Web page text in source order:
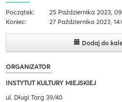
Początek:
25 Października 2023,
Koniec:
27 Października 2023,
Dodaj do
ORGANIZATOR
INSTYTUT KULTURY MIEJSKIEJ
ul. Długi Targ 39/40